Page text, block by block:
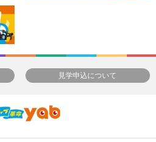
見学申込について